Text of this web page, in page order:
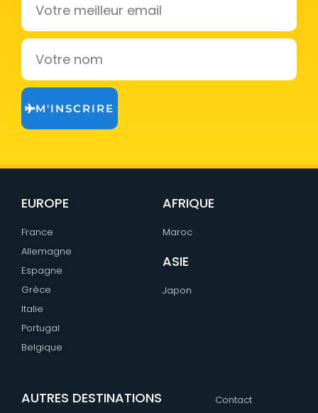
Votre
nom
M'INSCRIRE
EUROPE
France
Allemagne
Espagne
Grèce
Italie
Portugal
Belgique
AFRIQUE
Maroc
ASIE
Japon
AUTRES DESTINATIONS
Contact